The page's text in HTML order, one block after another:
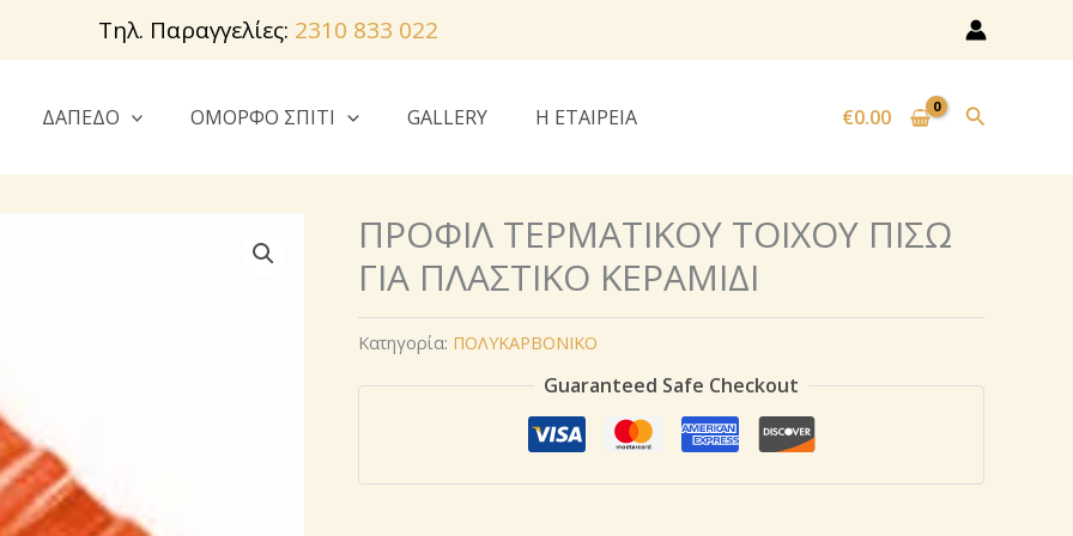
Τηλ. Παραγγελίες: 2310 833 022
ΔΑΠΕΔΟ ΟΜΟΡΦΟ ΣΠΙΤΙ GALLERY Η ΕΤΑΙΡΕΙΑ €0.00
ΠΡΟΦΙΛ ΤΕΡΜΑΤΙΚΟY ΤΟΙΧΟΥ ΠΙΣΩ
ΓΙΑ ΠΛΑΣΤΙΚΟ ΚΕΡΑΜΙΔΙ
Κατηγορία: ΠΟΛΥΚΑΡΒΟΝΙΚΟ
Guaranteed Safe Checkout